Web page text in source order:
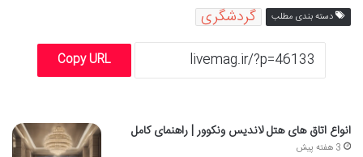
دسته بندی مطلب گردشگری
Copy URL
انواع اتاق های هتل لاندیس ونکوور | راهنمای کامل
3 هفته پیش